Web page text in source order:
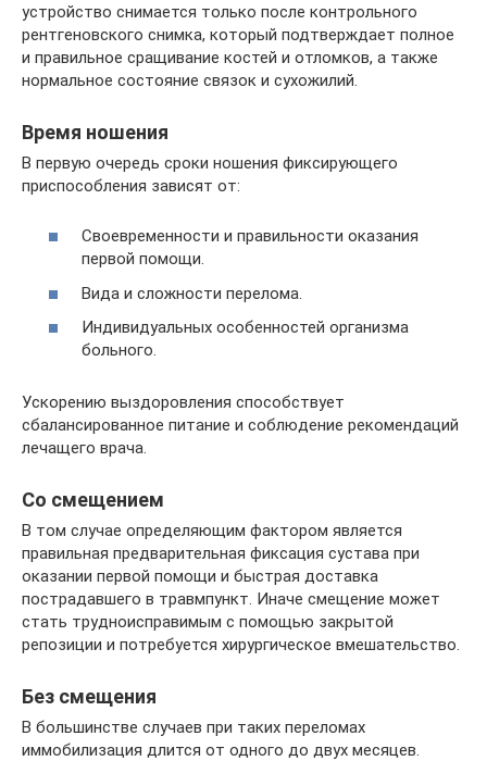
устройство снимается только после контрольного
рентгеновского снимка, который подтверждает полное
и правильное сращивание костей и отломков, а также
нормальное состояние связок и сухожилий.
Время ношения
В первую очередь сроки ношения фиксирующего
приспособления зависят от:
Своевременности и правильности оказания
первой помощи.
Вида и сложности перелома.
Индивидуальных особенностей организма
больного.
Ускорению выздоровления способствует
сбалансированное питание и соблюдение рекомендаций
лечащего врача.
Со смещением
В том случае определяющим фактором является
правильная предварительная фиксация сустава при
оказании первой помощи и быстрая доставка
пострадавшего в травмпункт. Иначе смещение может
стать трудноисправимым с помощью закрытой
репозиции и потребуется хирургическое вмешательство.
Без смещения
В большинстве случаев при таких переломах
иммобилизация длится от одного до двух месяцев.